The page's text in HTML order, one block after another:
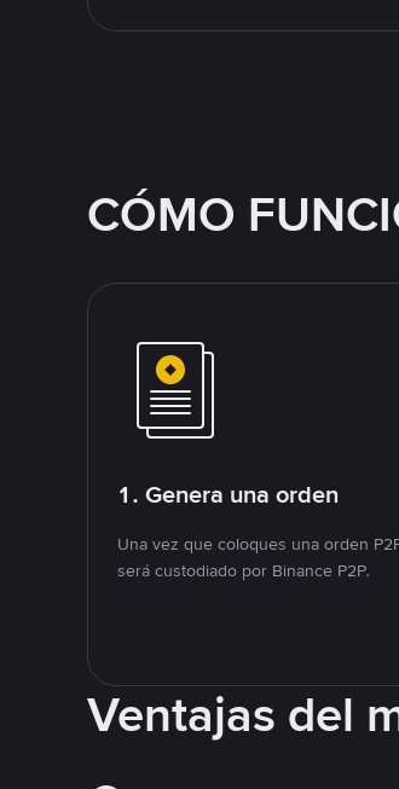
CÓMO
1. Genera una orden
Una vez que coloques una orden
será custodiado por Binance P2P.
Ventajas del